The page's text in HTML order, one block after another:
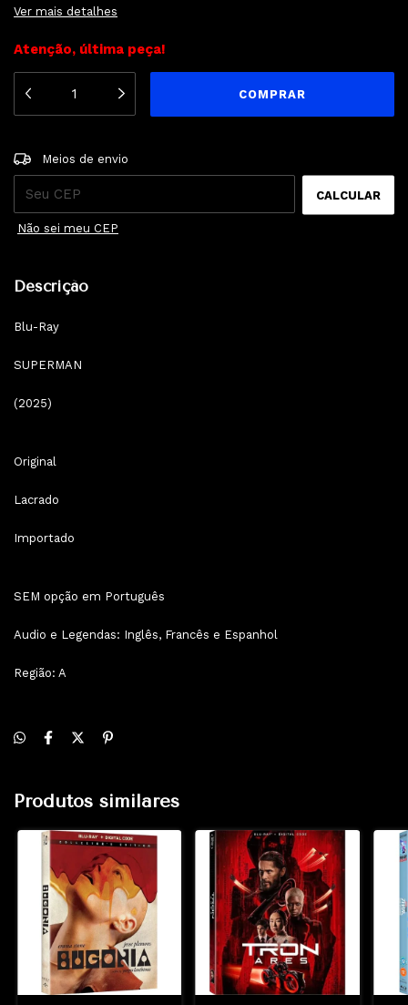
Ver mais detalhes
Atenção, última peça!
Entregas para o CEP:
Meios de envio
CALCULAR
Não sei meu CEP
Descrição
Blu-Ray
SUPERMAN
(2025)
Original
Lacrado
Importado
SEM opção em Português
Audio e Legendas: Inglês, Francês e Espanhol
Região: A
Produtos similares